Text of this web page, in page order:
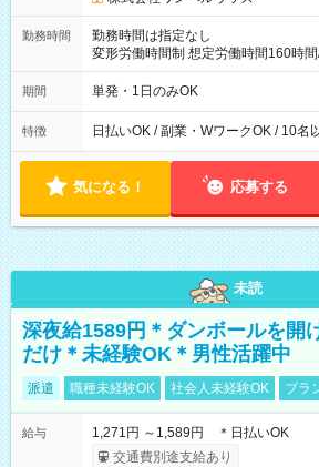
勤務時間
勤務時間は指定なし
変形労働時間制 想定労働時間160時間/月 【シフト例】 ・
00～20：00
期間 単発・1日のみOK
特徴 日払いOK / 副業・WワークOK / 10名
気になる！ 応募する
未読
深夜給1589円＊ダンボールを開
だけ＊未経験OK＊男性活躍中
派遣 職種未経験OK 社会人未経験OK ブラ
給与
1,271円 ～1,589円 ＊日払いOK
交通費別途支給あり